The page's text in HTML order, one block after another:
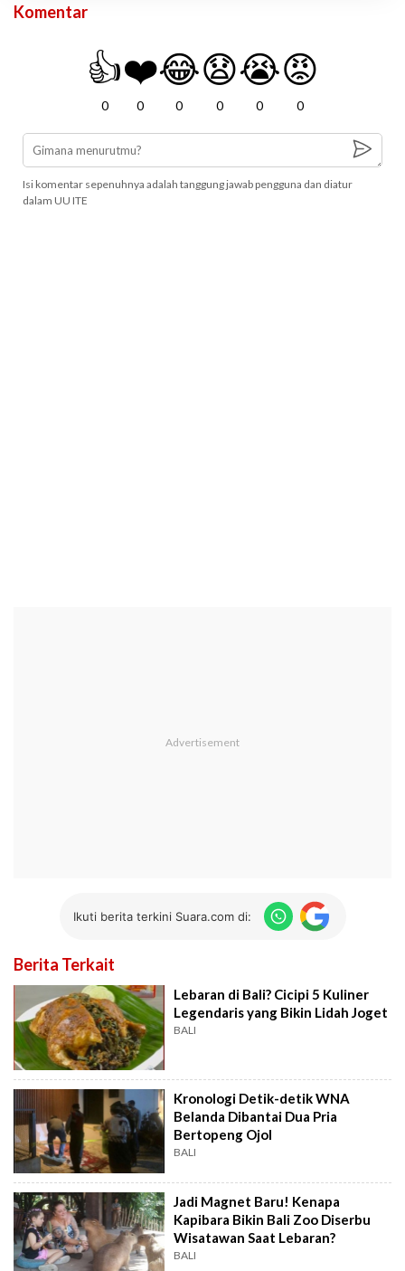
Komentar
👍
0
❤️
0
😂
0
😧
0
😭
0
😡
0
Isi komentar sepenuhnya adalah tanggung jawab pengguna dan diatur
dalam UU ITE
Ikuti berita terkini Suara.com di:
Berita Terkait
Lebaran di Bali? Cicipi 5 Kuliner
Legendaris yang Bikin Lidah Joget
BALI
Kronologi Detik-detik WNA
Belanda Dibantai Dua Pria
Bertopeng Ojol
BALI
Jadi Magnet Baru! Kenapa
Kapibara Bikin Bali Zoo Diserbu
Wisatawan Saat Lebaran?
BALI